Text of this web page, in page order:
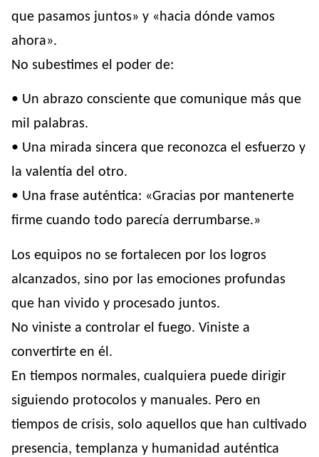
que pasamos juntos» y «hacia dónde vamos
ahora».
No subestimes el poder de:
• Un abrazo consciente que comunique más que
mil palabras.
• Una mirada sincera que reconozca el esfuerzo y
la valentía del otro.
• Una frase auténtica: «Gracias por mantenerte
firme cuando todo parecía derrumbarse.»
Los equipos no se fortalecen por los logros
alcanzados, sino por las emociones profundas
que han vivido y procesado juntos.
No viniste a controlar el fuego. Viniste a
convertirte en él.
En tiempos normales, cualquiera puede dirigir
siguiendo protocolos y manuales. Pero en
tiempos de crisis, solo aquellos que han cultivado
presencia, templanza y humanidad auténtica